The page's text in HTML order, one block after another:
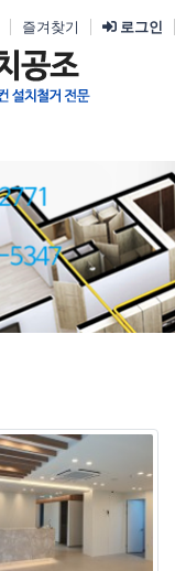
즐겨찾기 로그인